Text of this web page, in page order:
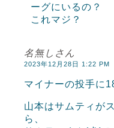
ーグにいるの？
これマジ？
名無しさん
2023年12月28日 1:22 PM
マイナーの投手に
山本はサムティが
ら、